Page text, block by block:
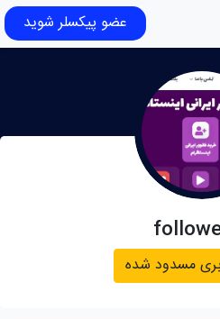
عضو پیکسلر شوید
مسدود شده